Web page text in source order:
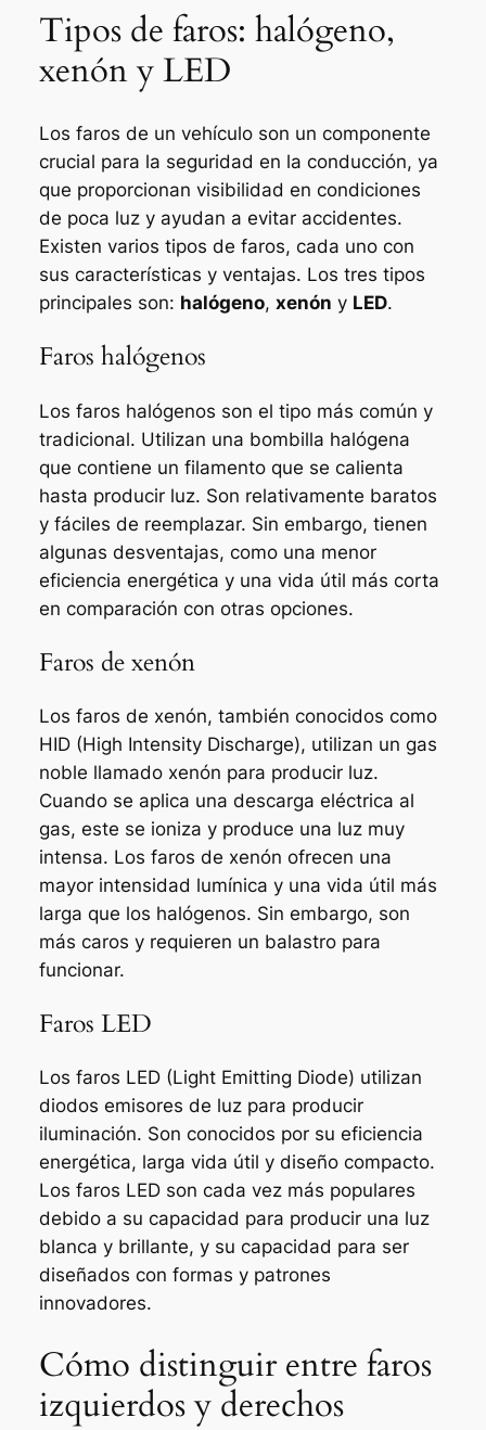
Tipos de faros: halógeno,
xenón y LED
Los faros de un vehículo son un componente
crucial para la seguridad en la conducción, ya
que proporcionan visibilidad en condiciones
de poca luz y ayudan a evitar accidentes.
Existen varios tipos de faros, cada uno con
sus características y ventajas. Los tres tipos
principales son: halógeno, xenón y LED.
Faros halógenos
Los faros halógenos son el tipo más común y
tradicional. Utilizan una bombilla halógena
que contiene un filamento que se calienta
hasta producir luz. Son relativamente baratos
y fáciles de reemplazar. Sin embargo, tienen
algunas desventajas, como una menor
eficiencia energética y una vida útil más corta
en comparación con otras opciones.
Faros de xenón
Los faros de xenón, también conocidos como
HID (High Intensity Discharge), utilizan un gas
noble llamado xenón para producir luz.
Cuando se aplica una descarga eléctrica al
gas, este se ioniza y produce una luz muy
intensa. Los faros de xenón ofrecen una
mayor intensidad lumínica y una vida útil más
larga que los halógenos. Sin embargo, son
más caros y requieren un balastro para
funcionar.
Faros LED
Los faros LED (Light Emitting Diode) utilizan
diodos emisores de luz para producir
iluminación. Son conocidos por su eficiencia
energética, larga vida útil y diseño compacto.
Los faros LED son cada vez más populares
debido a su capacidad para producir una luz
blanca y brillante, y su capacidad para ser
diseñados con formas y patrones
innovadores.
Cómo distinguir entre faros
izquierdos y derechos